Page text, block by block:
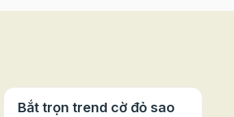
Bắt trọn trend cờ đỏ sao